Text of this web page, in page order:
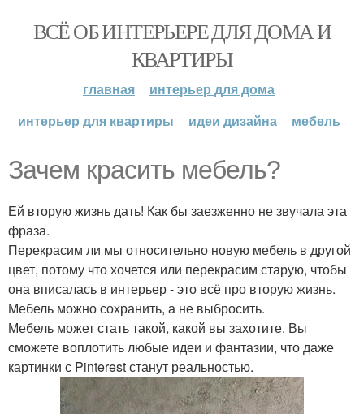
ВСЁ ОБ ИНТЕРЬЕРЕ ДЛЯ ДОМА И
КВАРТИРЫ
главная
интерьер для дома
интерьер для квартиры
идеи дизайна мебель
Зачем красить мебель?
Ей вторую жизнь дать! Как бы заезженно не звучала эта
фраза.
Перекрасим ли мы относительно новую мебель в другой
цвет, потому что хочется или перекрасим старую, чтобы
она вписалась в интерьер - это всё про вторую жизнь.
Мебель можно сохранить, а не выбросить.
Мебель может стать такой, какой вы захотите. Вы
сможете воплотить любые идеи и фантазии, что даже
картинки с Pinterest станут реальностью.